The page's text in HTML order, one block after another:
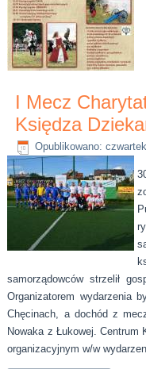
I Mecz
Księdza
Opublikowano:
samorządowców strzelił
Organizatorem wydarzenia
Chęcinach, a dochód z
Nowaka z Łukowej. Centrum
organizacyjnym w/w